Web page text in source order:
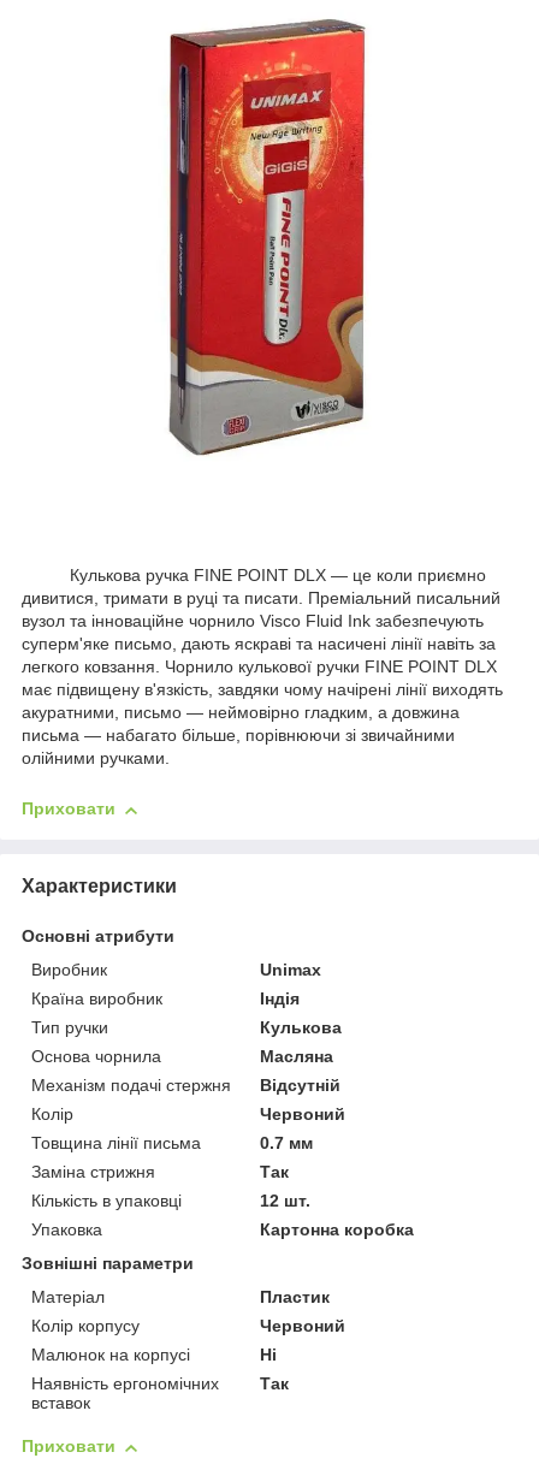
Кулькова ручка FINE POINT DLX — це коли приємно
дивитися, тримати в руці та писати. Преміальний писальний
вузол та інноваційне чорнило Visco Fluid Ink забезпечують
суперм'яке письмо, дають яскраві та насичені лінії навіть за
легкого ковзання. Чорнило кулькової ручки FINE POINT DLX
має підвищену в'язкість, завдяки чому начірені лінії виходять
акуратними, письмо — неймовірно гладким, а довжина
письма — набагато більше, порівнюючи зі звичайними
олійними ручками.
Приховати
Характеристики
Основні атрибути
Виробник
Unimax
Країна виробник
Індія
Тип ручки
Кулькова
Основа чорнила
Масляна
Механізм подачі стержня
Відсутній
Колір
Червоний
Товщина лінії письма
0.7 мм
Заміна стрижня
Так
Кількість в упаковці
12 шт.
Упаковка
Картонна коробка
Зовнішні параметри
Матеріал
Пластик
Колір корпусу
Червоний
Малюнок на корпусі
Ні
Наявність ергономічних
вставок
Так
Приховати